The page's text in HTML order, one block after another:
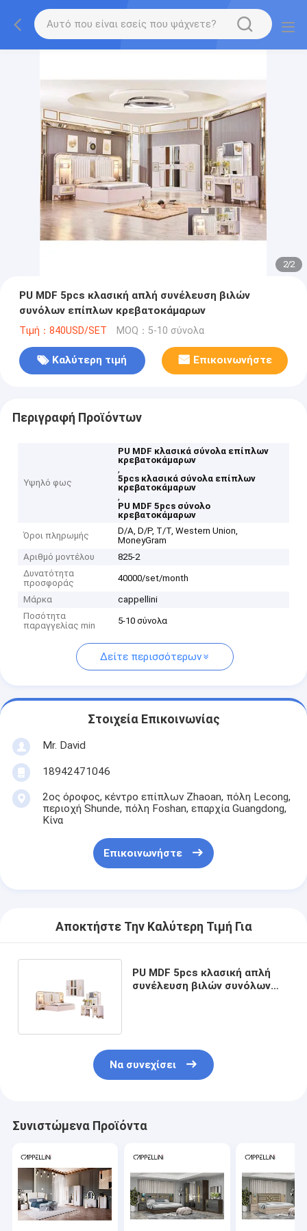
2/2
PU MDF 5pcs κλασική απλή συνέλευση βιλών
συνόλων επίπλων κρεβατοκάμαρων
Τιμή：840USD/SET MOQ：5-10 σύνολα
Καλύτερη τιμή Επικοινωνήστε
Περιγραφή Προϊόντων
Υψηλό φως
PU MDF κλασικά σύνολα επίπλων
κρεβατοκάμαρων
,
5pcs κλασικά σύνολα επίπλων
κρεβατοκάμαρων
,
PU MDF 5pcs σύνολο
κρεβατοκάμαρων
Όροι πληρωμής
D/A, D/P, T/T, Western Union,
MoneyGram
Αριθμό μοντέλου
825-2
Δυνατότητα
προσφοράς
40000/set/month
Μάρκα
cappellini
Ποσότητα
παραγγελίας min
5-10 σύνολα
Δείτε περισσότερων
Στοιχεία Επικοινωνίας
Mr. David
18942471046
2ος όροφος, κέντρο επίπλων Zhaoan, πόλη Lecong,
περιοχή Shunde, πόλη Foshan, επαρχία Guangdong,
Κίνα
Επικοινωνήστε
Αποκτήστε Την Καλύτερη Τιμή Για
PU MDF 5pcs κλασική απλή
συνέλευση βιλών συνόλων
Να συνεχίσει
Συνιστώμενα Προϊόντα